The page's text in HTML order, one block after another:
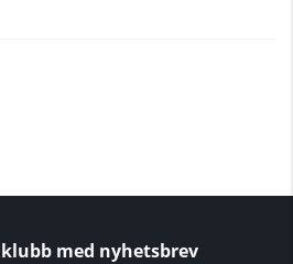
med nyhetsbrev